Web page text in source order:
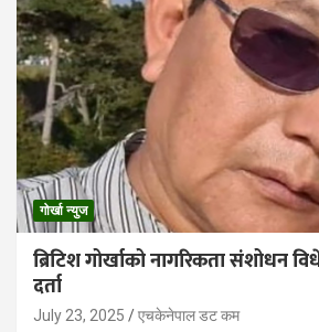
गोर्खा न्युज
ब्रिटिश गोर्खाको नागरिकता संशोधन
दर्ता
July 23, 2025 एचकेनेपाल डट कम